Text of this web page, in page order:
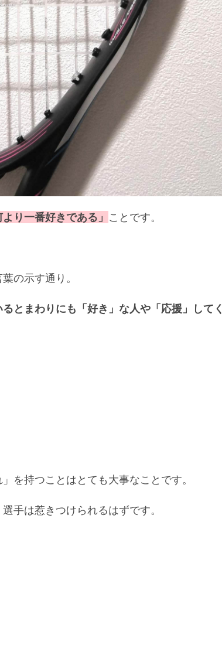
り一番好きである」 ことです。
の示す通り。
とまわりにも「好き」な人や「応援」してく
を持つことはとても大事なことです。
手は惹きつけられるはずです。